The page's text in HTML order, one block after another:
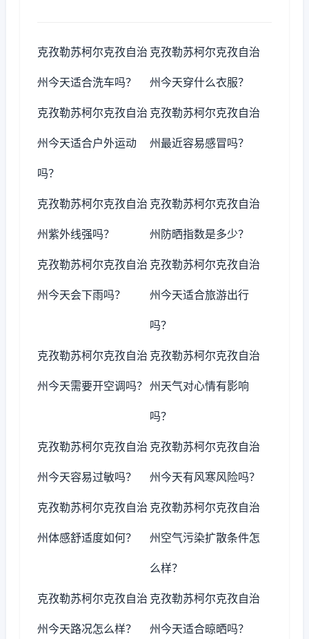
克孜勒苏柯尔克孜自治
州今天适合洗车吗？
克孜勒苏柯尔克孜自治
州今天穿什么衣服？
克孜勒苏柯尔克孜自治
州今天适合户外运动
吗？
克孜勒苏柯尔克孜自治
州最近容易感冒吗？
克孜勒苏柯尔克孜自治
州紫外线强吗？
克孜勒苏柯尔克孜自治
州防晒指数是多少？
克孜勒苏柯尔克孜自治
州今天会下雨吗？
克孜勒苏柯尔克孜自治
州今天适合旅游出行
吗？
克孜勒苏柯尔克孜自治
州今天需要开空调吗？
克孜勒苏柯尔克孜自治
州天气对心情有影响
吗？
克孜勒苏柯尔克孜自治
州今天容易过敏吗？
克孜勒苏柯尔克孜自治
州今天有风寒风险吗？
克孜勒苏柯尔克孜自治
州体感舒适度如何？
克孜勒苏柯尔克孜自治
州空气污染扩散条件怎
么样？
克孜勒苏柯尔克孜自治
州今天路况怎么样？
克孜勒苏柯尔克孜自治
州今天适合晾晒吗？